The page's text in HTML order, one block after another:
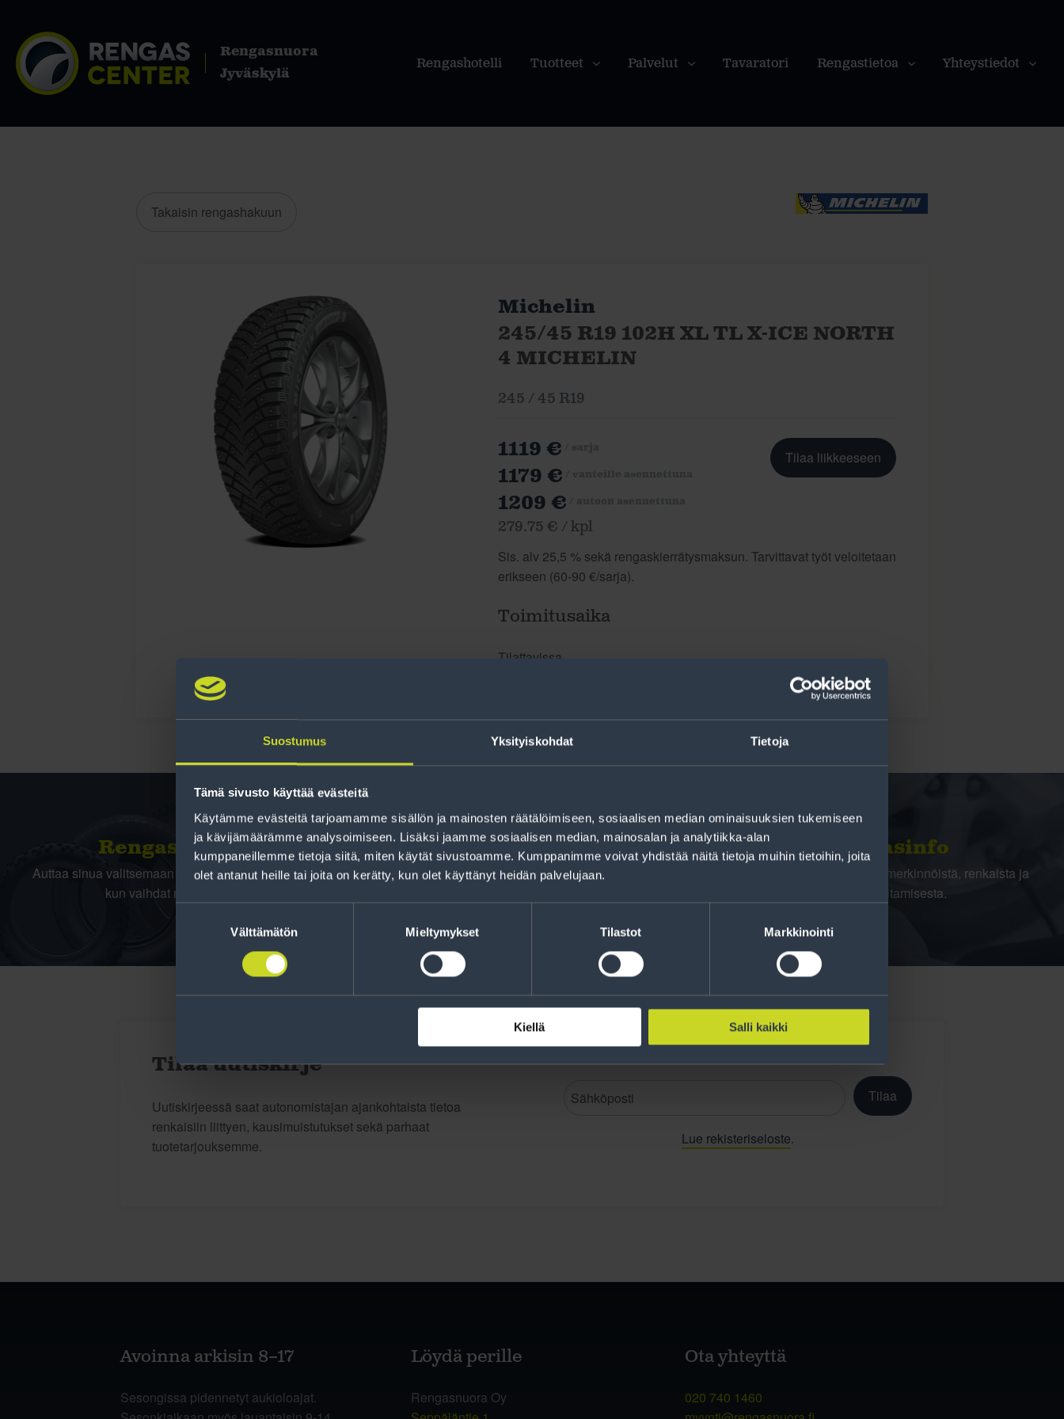
Suostumus Yksityiskohdat Tietoja
Tämä sivusto käyttää evästeitä
Käytämme evästeitä tarjoamamme sisällön ja mainosten räätälöimiseen, sosiaalisen median ominaisuuksien tukemiseen
ja kävijämäärämme analysoimiseen. Lisäksi jaamme sosiaalisen median, mainosalan ja analytiikka-alan
kumppaneillemme tietoja siitä, miten käytät sivustoamme. Kumppanimme voivat yhdistää näitä tietoja muihin tietoihin, joita
olet antanut heille tai joita on kerätty, kun olet käyttänyt heidän palvelujaan.
Välttämätön Mieltymykset Tilastot Markkinointi
Kiellä Salli kaikki
Rengasnuora
Jyväskylä
Rengashotelli Tuotteet Palvelut Tavaratori Rengastietoa Yhteystiedot
Takaisin rengashakuun
Michelin
245/45 R19 102H XL TL X-ICE NORTH
4 MICHELIN
245 / 45 R19
1119 €
1179 €
1209 €
279.75 € / kpl
Tilaa liikkeeseen
Sis. alv 25,5 % sekä rengaskierrätysmaksun. Tarvittavat työt veloitetaan
erikseen (60-90 €/sarja).
Toimitusaika
Tilattavissa
Rengas­laskuri
Auttaa sinua valitsemaan oikean kokoisen renkaan,
kun vaihdat rengaskokoa.
Rahoitus
Tee ostoksesi RengasCenter-tilillä. Saat
Rengasinfo
Tavallisen ihmisen tietoa merkinnöistä, renkaista ja
niiden huoltamisesta.
Tilaa uutiskirje
Uutiskirjeessä saat autonomistajan ajankohtaista tietoa
renkaisiin liittyen, kausimuistutukset sekä parhaat
tuotetarjouksemme.
Tilaa
Lue rekisteriseloste.
Avoinna arkisin 8–17
Sesongissa pidennetyt aukioloajat.
Löydä perille
Rengasnuora Oy
Ota yhteyttä
020 740 1460